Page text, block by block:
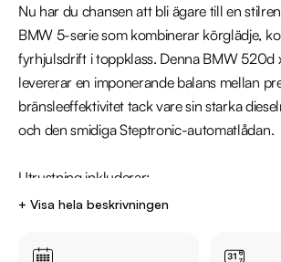
Nu har du chansen att bli ägare till en
BMW 5-serie som kombinerar körglädje,
fyrhjulsdrift i toppklass. Denna BMW 520d
levererar en imponerande balans mellan
bränsleeffektivitet tack vare sin starka
och den smidiga Steptronic-automatlådan.
Utrustning inkluderar:
  - M Sport
+ Visa hela beskrivningen